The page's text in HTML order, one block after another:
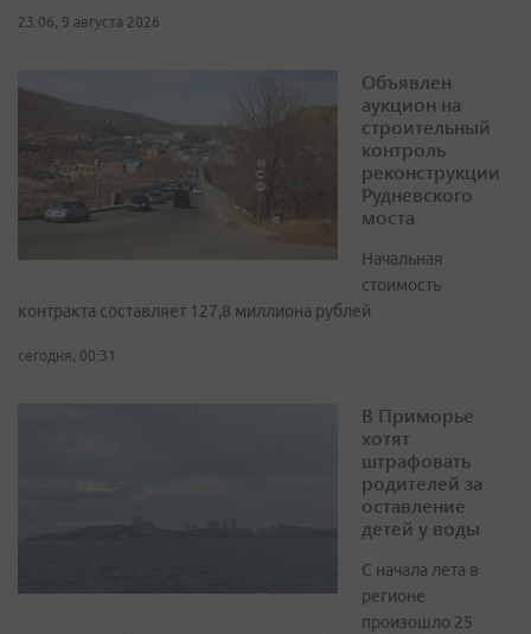
23:06, 9 августа 2026
Объявлен
аукцион на
строительный
контроль
реконструкции
Рудневского
моста
Начальная
стоимость
контракта составляет 127,8 миллиона рублей
сегодня, 00:31
В Приморье
хотят
штрафовать
родителей за
оставление
детей у воды
С начала лета в
регионе
произошло 25